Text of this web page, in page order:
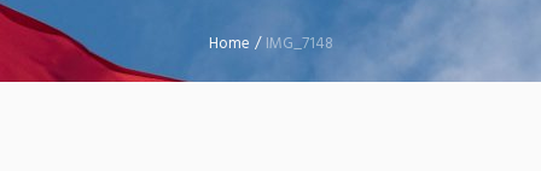
Home /IMG_7148